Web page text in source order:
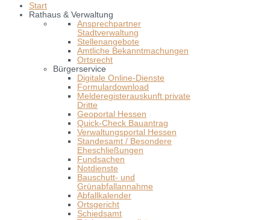
Start
Rathaus & Verwaltung
Ansprechpartner
Stadtverwaltung
Stellenangebote
Amtliche Bekanntmachungen
Ortsrecht
Bürgerservice
Digitale Online-Dienste
Formulardownload
Melderegisterauskunft private
Dritte
Geoportal Hessen
Quick-Check Bauantrag
Verwaltungsportal Hessen
Standesamt / Besondere
Eheschließungen
Fundsachen
Notdienste
Bauschutt- und
Grünabfallannahme
Abfallkalender
Ortsgericht
Schiedsamt